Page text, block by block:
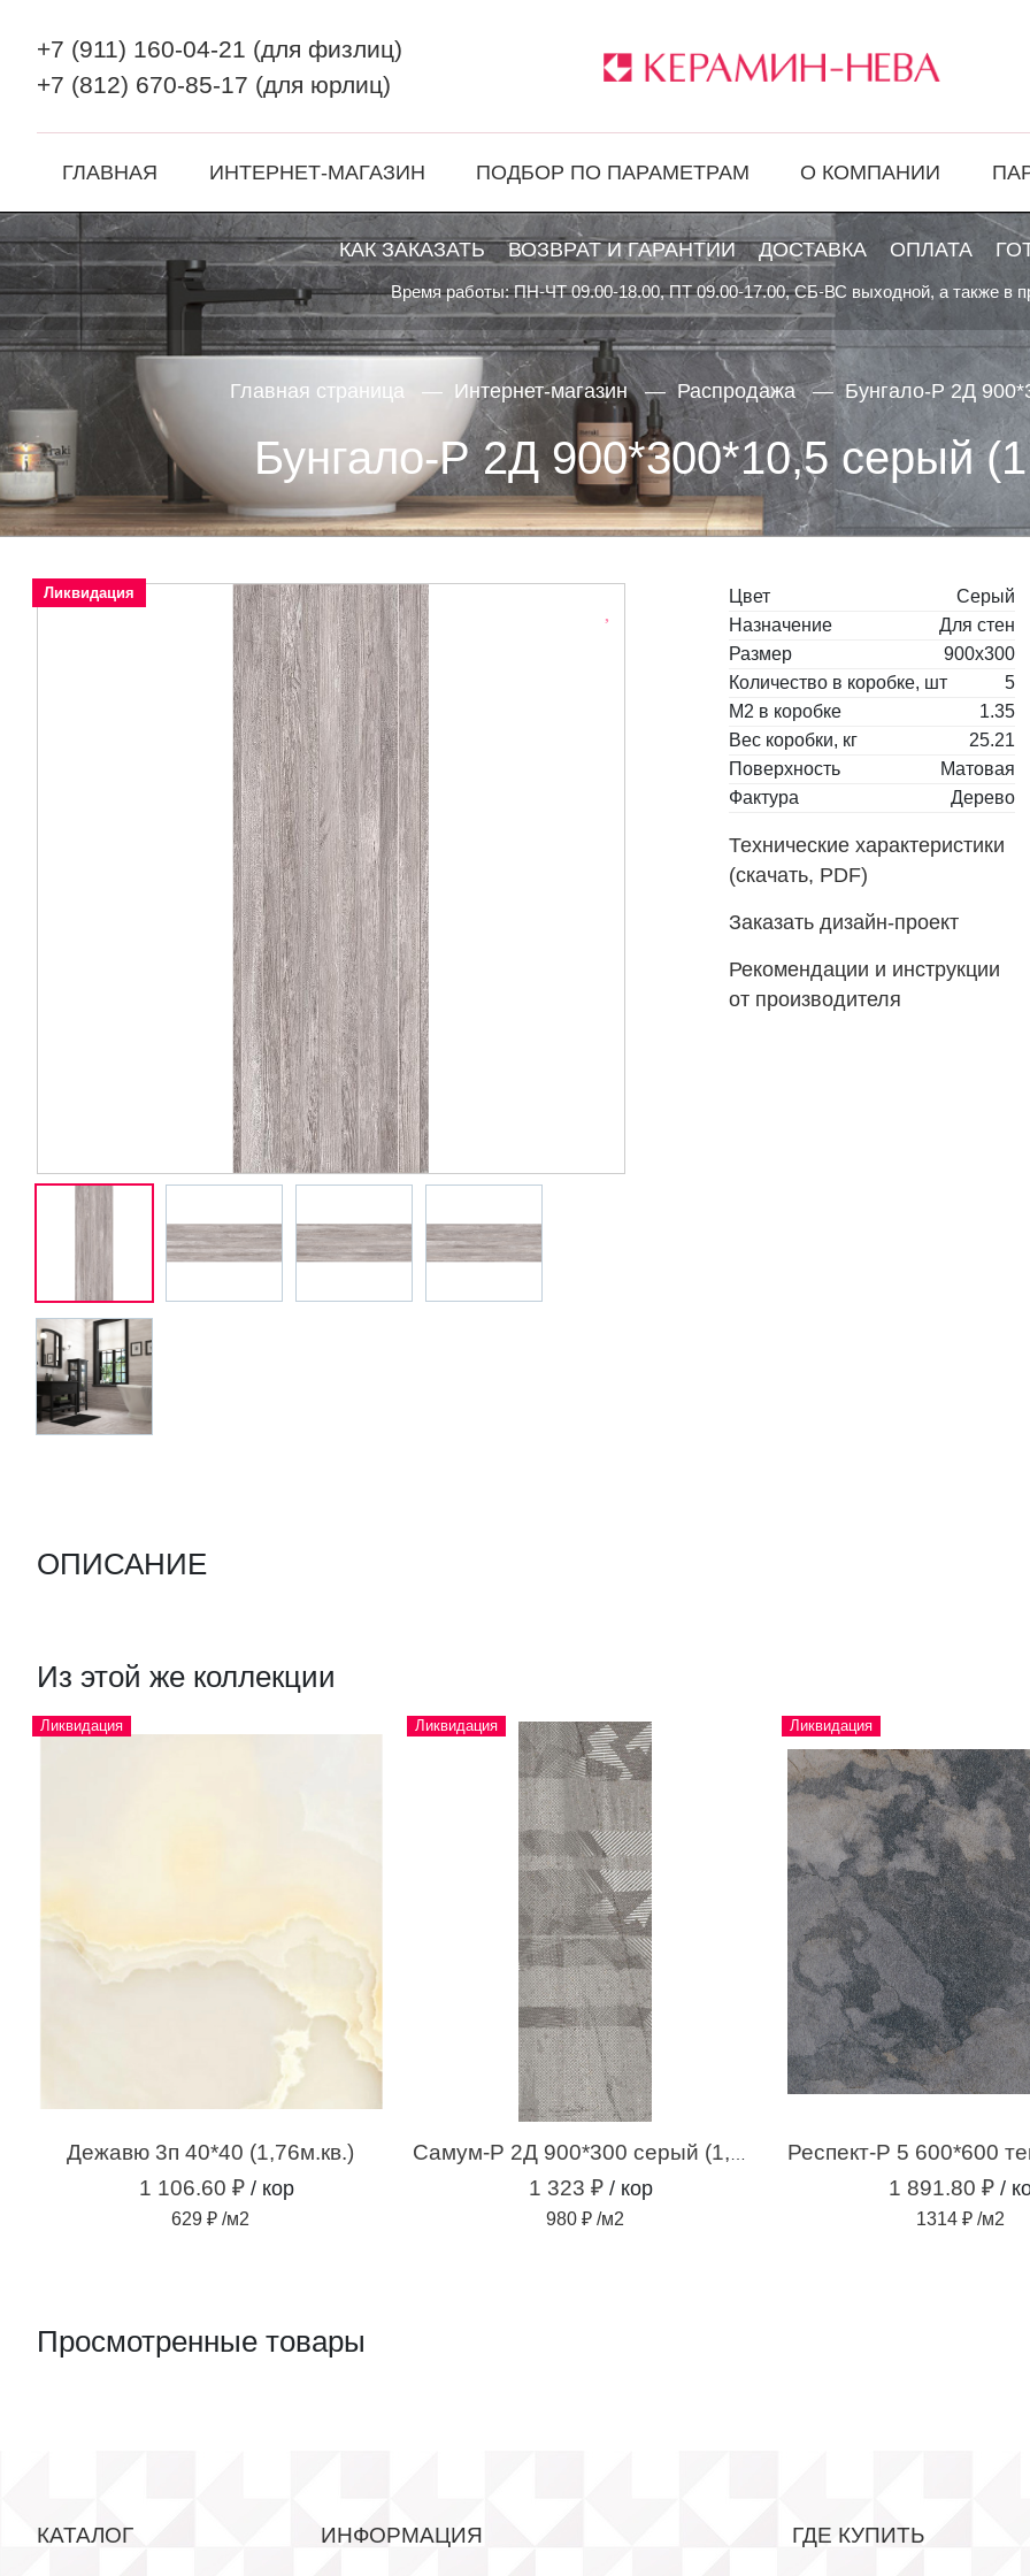
+7 (911) 160-04-21 (для физлиц)
+7 (812) 670-85-17 (для юрлиц)
ГЛАВНАЯ ИНТЕРНЕТ-МАГАЗИН ПОДБОР ПО ПАРАМЕТРАМ О КОМПАНИИ
КАК ЗАКАЗАТЬ ВОЗВРАТ И ГАРАНТИИ ДОСТАВКА ОПЛАТА
Время работы: ПН-ЧТ 09.00-18.00, ПТ 09.00-17.00, СБ-ВС выходной, а также в
Главная страница Интернет-магазин Распродажа Бунгало-Р 2Д
Бунгало-Р 2Д 900*300*10,5 серый
Ликвидация Цвет
Серый
Назначение
Для стен
Размер
900x300
Количество в коробке, шт
5
М2 в коробке
1.35
Вес коробки, кг
25.21
Поверхность
Матовая
Фактура
Дерево
Технические характеристики
(скачать, PDF)
Заказать дизайн-проект
Рекомендации и инструкции
от производителя
ОПИСАНИЕ
Из этой же коллекции
Ликвидация
Дежавю 3п 40*40 (1,76м.кв.)
1 106.60 ₽ / кор
629 ₽ /м2
Ликвидация
1 323 ₽ / кор
980 ₽ /м2
Ликвидация
1 891.80 ₽ /
1314 ₽ /м2
Просмотренные товары
КАТАЛОГ ИНФОРМАЦИЯ ГДЕ КУПИТЬ